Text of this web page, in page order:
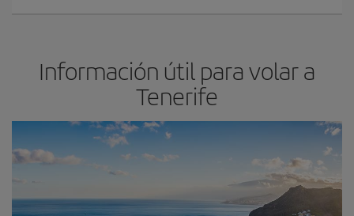
Información útil para volar a
Tenerife